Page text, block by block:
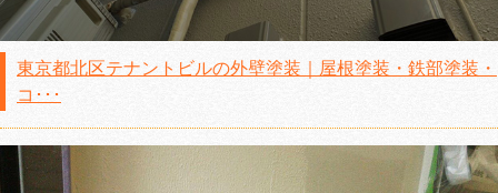
東京都北区テナントビルの外壁塗装｜屋根塗装・鉄部塗装・
コ･･･